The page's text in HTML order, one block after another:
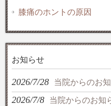
膝痛のホントの原因
お知らせ
2026/7/28 当院からのお
2026/7/8 当院からのお知